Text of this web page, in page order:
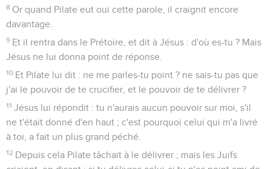
8 Or quand Pilate eut ouï cette parole, il craignit encore
davantage.
9 Et il rentra dans le Prétoire, et dit à Jésus : d'où es-tu ? Mais
Jésus ne lui donna point de réponse.
10 Et Pilate lui dit : ne me parles-tu point ? ne sais-tu pas que
j'ai le pouvoir de te crucifier, et le pouvoir de te délivrer ?
11 Jésus lui répondit : tu n'aurais aucun pouvoir sur moi, s'il
ne t'était donné d'en haut ; c'est pourquoi celui qui m'a livré
à toi, a fait un plus grand péché.
12 Depuis cela Pilate tâchait à le délivrer ; mais les Juifs